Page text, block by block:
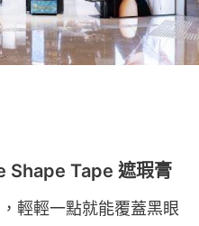
Shape Tape 遮瑕膏
輕輕一點就能覆蓋黑眼